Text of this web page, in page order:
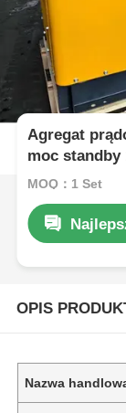
Agregat
moc standby
1500 obr/min
MOQ：1 Set
OPIS
Nazwa